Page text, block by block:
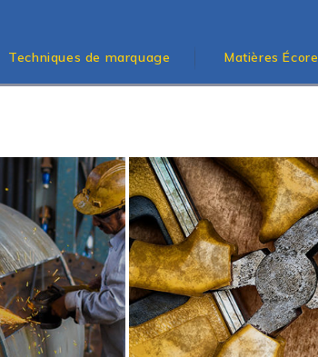
Techniques de marquage Matières